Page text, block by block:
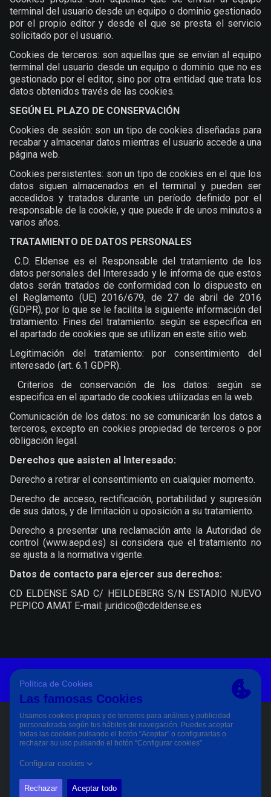
terminal del usuario desde un equipo o dominio gestionado
por el propio editor y desde el que se presta el servicio
solicitado por el usuario.
Cookies de terceros: son aquellas que se envían al equipo
terminal del usuario desde un equipo o dominio que no es
gestionado por el editor, sino por otra entidad que trata los
datos obtenidos través de las cookies.
SEGÚN EL PLAZO DE CONSERVACIÓN
Cookies de sesión: son un tipo de cookies diseñadas para
recabar y almacenar datos mientras el usuario accede a una
página web.
Cookies persistentes: son un tipo de cookies en el que los
datos siguen almacenados en el terminal y pueden ser
accedidos y tratados durante un período definido por el
responsable de la cookie, y que puede ir de unos minutos a
varios años.
TRATAMIENTO DE DATOS PERSONALES
C.D. Eldense es el Responsable del tratamiento de los
datos personales del Interesado y le informa de que estos
datos serán tratados de conformidad con lo dispuesto en
el Reglamento (UE) 2016/679, de 27 de abril de 2016
(GDPR), por lo que se le facilita la siguiente información del
tratamiento: Fines del tratamiento: según se especifica en
el apartado de cookies que se utilizan en este sitio web.
Legitimación del tratamiento: por consentimiento del
interesado (art. 6.1 GDPR).
Criterios de conservación de los datos: según se
especifica en el apartado de cookies utilizadas en la web.
Comunicación de los datos: no se comunicarán los datos a
terceros, excepto en cookies propiedad de terceros o por
obligación legal.
Derechos que asisten al Interesado:
Derecho a retirar el consentimiento en cualquier momento.
Derecho de acceso, rectificación, portabilidad y supresión
de sus datos, y de limitación u oposición a su tratamiento.
Derecho a presentar una reclamación ante la Autoridad de
control (www.aepd.es) si considera que el tratamiento no
se ajusta a la normativa vigente.
Datos de contacto para ejercer sus derechos:
CD ELDENSE SAD C/ HEILDEBERG S/N ESTADIO NUEVO
PEPICO AMAT E-mail: juridico@cdeldense.es
Política De Cookies
PÀGINA OFICIAL © CD ELDENSE 2023